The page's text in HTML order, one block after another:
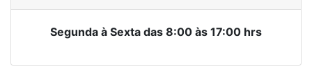
Segunda à Sexta das 8:00 às 17:00 hrs